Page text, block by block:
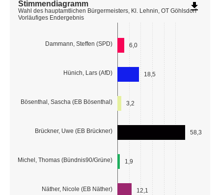
Dammann, Steffen (SPD)
Hünich, Lars (AfD)
Bösenthal, Sascha (EB Bösenthal)
Brückner, Uwe (EB Brückner)
Michel, Thomas (Bündnis90/Grüne)
Näther, Nicole (EB Näther)
6,0
18,5
3,2
58,3
1,9
12,1
Stimmendiagramm
Wahl des hauptamtlichen Bürgermeisters, Kl. Lehnin, OT Göhlsdorf
Vorläufiges Endergebnis
file_download